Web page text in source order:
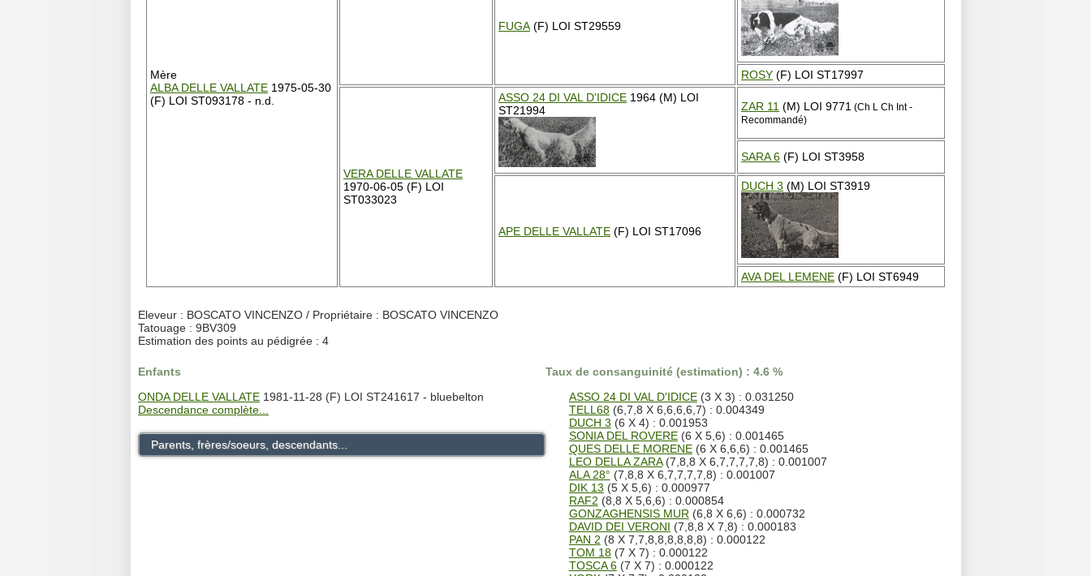
Mère
ALBA DELLE VALLATE 1975-05-30
(F) LOI ST093178 - n.d.
FUGA (F) LOI ST29559
ROSY (F) LOI ST17997
VERA DELLE VALLATE
1970-06-05 (F) LOI
ST033023
ASSO 24 DI VAL D'IDICE 1964 (M) LOI
ST21994
ZAR 11 (M) LOI 9771 (Ch L Ch Int -
Recommandé)
SARA 6 (F) LOI ST3958
APE DELLE VALLATE (F) LOI ST17096
DUCH 3 (M) LOI ST3919
AVA DEL LEMENE (F) LOI ST6949
Eleveur : BOSCATO VINCENZO / Propriétaire : BOSCATO VINCENZO
Tatouage : 9BV309
Estimation des points au pédigrée : 4
Enfants
ONDA DELLE VALLATE 1981-11-28 (F) LOI ST241617 - bluebelton
Descendance complète...
Parents, frères/soeurs, descendants...
Taux de consanguinité (estimation) : 4.6 %
ASSO 24 DI VAL D'IDICE(3 X 3) : 0.031250
TELL68(6,7,8 X 6,6,6,6,7) : 0.004349
DUCH 3 (6 X 4) : 0.001953
SONIA DEL ROVERE(6 X 5,6) : 0.001465
QUES DELLE MORENE(6 X 6,6,6) : 0.001465
LEO DELLA ZARA(7,8,8 X 6,7,7,7,7,8) : 0.001007
ALA 28° (7,8,8 X 6,7,7,7,7,8) : 0.001007
DIK 13 (5 X 5,6) : 0.000977
RAF2 (8,8 X 5,6,6) : 0.000854
GONZAGHENSIS MUR (6,8 X 6,6) : 0.000732
DAVID DEI VERONI (7,8,8 X 7,8) : 0.000183
PAN 2 (8 X 7,7,8,8,8,8,8,8) : 0.000122
TOM 18(7 X 7) : 0.000122
TOSCA 6(7 X 7) : 0.000122